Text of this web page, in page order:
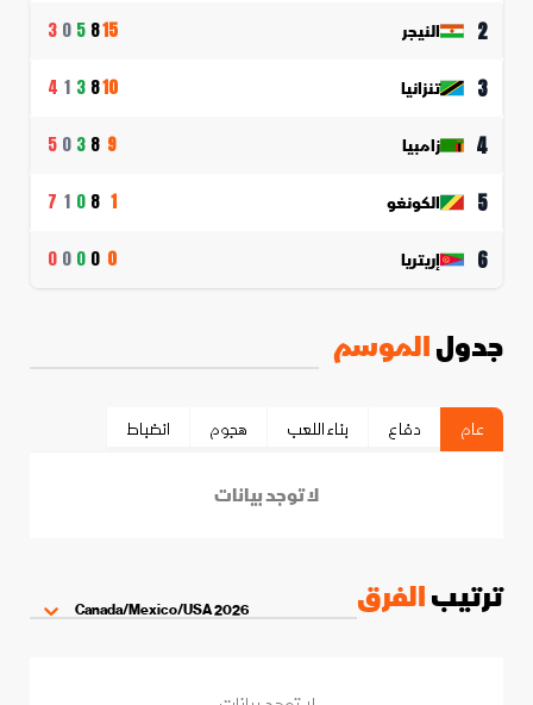
2 النيجر 15
8
5
0
3
3 تنزانيا 10
8
3
1
4
4 زامبيا 9
8
3
0
5
5 الكونغو 1
8
0
1
7
6 إريتريا 0
0
0
0
0
جدولالموسم
عام دفاع بناء اللعب هجوم انضباط
لا توجد بيانات
ترتيبالفرق 2026 Canada/Mexico/USA